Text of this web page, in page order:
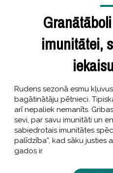
imunitātei,
Rudens sezonā esmu
bagātinātāju pētnieci.
arī nepaliek nemanīts.
sevi, par savu imunitāti un
sabiedrotais imunitātes
palīdzība”, kad sāku justies
gados ir